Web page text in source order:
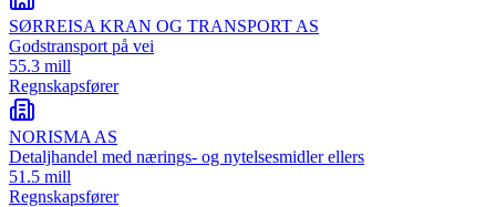
SØRREISA KRAN OG TRANSPORT AS
Godstransport på vei
55.3 mill
Regnskapsfører
NORISMA AS
Detaljhandel med nærings- og nytelsesmidler ellers
51.5 mill
Regnskapsfører